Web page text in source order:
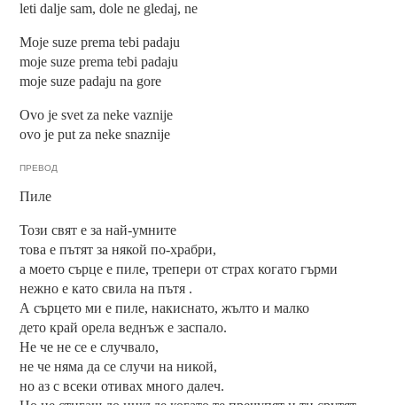
leti dalje sam, dole ne gledaj, ne
Moje suze prema tebi padaju
moje suze prema tebi padaju
moje suze padaju na gore
Ovo je svet za neke vaznije
ovo je put za neke snaznije
ПРЕВОД
Пиле
Този свят е за най-умните
това е пътят за някой по-храбри,
а моето сърце е пиле, трепери от страх когато гърми
нежно е като свила на пътя .
А сърцето ми е пиле, накиснато, жълто и малко
дето край орела веднъж е заспало.
Не че не се е случвало,
не че няма да се случи на никой,
но аз с всеки отивах много далеч.